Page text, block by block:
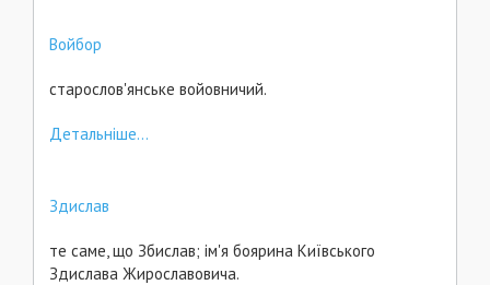
Войбор
старослов'янське войовничий.
Детальніше...
Здислав
те саме, що Збислав; ім'я боярина Київського
Здислава Жирославовича.